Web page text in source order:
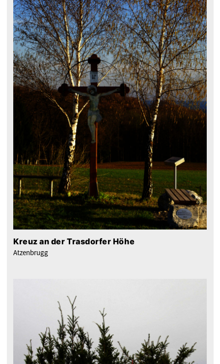
Kreuz an der Trasdorfer Höhe
Atzenbrugg